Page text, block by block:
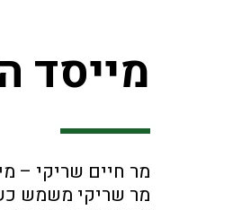
מייסד
מר חיים שריקי –
מר שריקי משמש כשמאי